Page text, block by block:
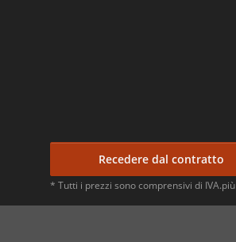
Recedere dal contratto
* Tutti i prezzi sono comprensivi di IVA.più